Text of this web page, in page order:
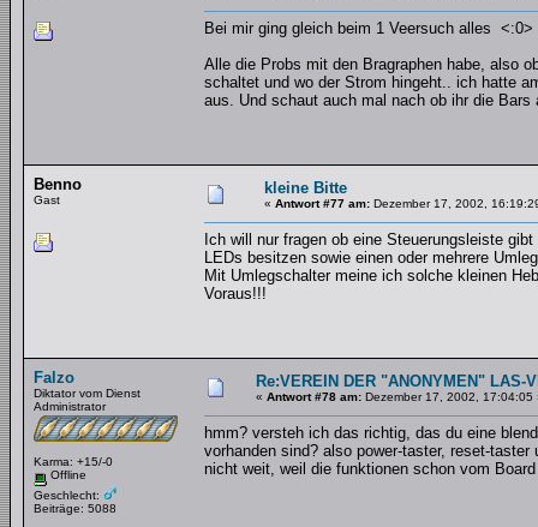
Bei mir ging gleich beim 1 Veersuch alles <:0>
Alle die Probs mit den Bragraphen habe, also
schaltet und wo der Strom hingeht.. ich hatte
aus. Und schaut auch mal nach ob ihr die
Benno
Gast
kleine Bitte
« Antwort #77 am: Dezember 17, 2002,
Ich will nur fragen ob eine Steuerungsleiste
LEDs besitzen sowie einen oder mehrere
Mit Umlegschalter meine ich solche kleinen
Voraus!!!
Falzo
Diktator vom Dienst
Administrator
Karma: +15/-0
Offline
Geschlecht:
Beiträge: 5088
Re:VEREIN DER "ANONYMEN" LAS-
« Antwort #78 am: Dezember 17, 2002, 17:04:05
hmm? versteh ich das richtig, das du eine
vorhanden sind? also power-taster, reset-
nicht weit, weil die funktionen schon vom